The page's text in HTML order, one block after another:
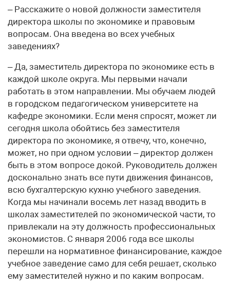
– Расскажите о новой должности заместителя
директора школы по экономике и правовым
вопросам. Она введена во всех учебных
заведениях?
– Да, заместитель директора по экономике есть в
каждой школе округа. Мы первыми начали
работать в этом направлении. Мы обучаем людей
в городском педагогическом университете на
кафедре экономики. Если меня спросят, может ли
сегодня школа обойтись без заместителя
директора по экономике, я отвечу, что, конечно,
может, но при одном условии – директор должен
быть в этом вопросе докой. Руководитель должен
досконально знать все пути движения финансов,
всю бухгалтерскую кухню учебного заведения.
Когда мы начинали восемь лет назад вводить в
школах заместителей по экономической части, то
привлекали на эту должность профессиональных
экономистов. С января 2006 года все школы
перешли на нормативное финансирование, каждое
учебное заведение само для себя решает, сколько
ему заместителей нужно и по каким вопросам.